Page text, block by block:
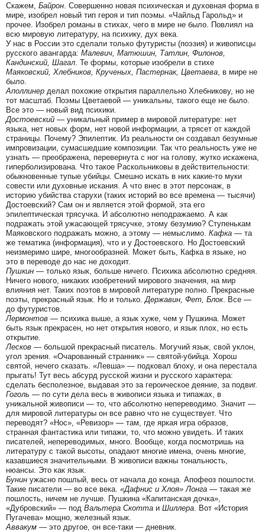
Скажем, Байрон . Совершенно новая психическая и духовная форма в
мире, изобрел новый тип героя и тип поэмы. «Чайльд Гарольд» и
прочее. Изобрел романы в стихах, чего в мире не было. Повлиял на
всю мировую литературу, на психику, дух века.
У нас в России это сделали только футуристы (поэзия) и живописцы
русского авангарда: Малевич, Матюшин, Татлин, Филонов,
Кандинский, Шагал . Те формы, которые изобрели в стихе
Маяковский, Хлебников, Крученых, Пастернак, Цветаева , в мире не
было.
Аполлинер делал похожие открытия параллельно Хлебникову, но не
тот масштаб. Поэмы Цветаевой — уникальны, такого еще не было.
Все это — новый вид психики.
Достоевский — уникальный пример в мировой литературе: нет
языка, нет новых форм, нет новой информации, а трясет от каждой
страницы. Почему? Эпилептик. Из реальности он создавал безумные
импровизации, сумасшедшие композиции. Так что реальность уже не
узнать — преображена, перевернута с ног на голову, жутко искажена,
гиперболизирована. Что такое Раскольниковы в действительности:
обыкновенные тупые убийцы. Смешно искать в них какие-то муки
совести или духовные искания. А что внес в этот персонаж, в
историю убийства старухи (таких историй во все времена — тысячи)
Достоевский? Сам он и является этой формой, эта его
эпилептическая трясучка. И абсолютно неподражаемо. А как
подражать этой ужасающей трясучке, этому безумию? Ступенькам
Маяковского подражать можно, а этому — немыслимо. Кафка — та
же тематика (информация), что и у Достоевского. Но Достоевский
неизмеримо шире, многообразней. Может быть, Кафка в языке, но
это в переводе до нас не доходит.
Пушкин — только язык, больше ничего. Психика абсолютно средняя.
Ничего нового, никаких изобретений мирового значения, на мир
влияния нет. Таких поэтов в мировой литературе полно. Прекрасные
поэты, прекрасный язык. Но и только. Державин, Фет, Блок. Все —
до футуристов.
Лермонтов — психика выше, а язык хуже, чем у Пушкина. Может
быть язык прекрасен, но нет открытия нового, и язык плох, но есть
открытие.
Лесков — большой прекрасный писатель. Могучий язык, свой уклон,
угол зрения. «Очарованный странник» — святой-убийца. Хорош
святой, нечего сказать. «Левша» — подковал блоху, и она перестала
прыгать! Тут весь абсурд русской жизни и русского характера:
сделать бесполезное, выдавая это за героическое деяние, за подвиг.
Гоголь — по сути дела весь в живописи языка и типажах, в
уникальной живописи — то, что абсолютно непереводимо. Значит —
для мировой литературы он все равно что не существует. Что
переводят? «Нос», «Ревизор» — там, где яркая игра образов,
странная фантастика или типажи, то, что можно увидеть. И таких
писателей, непереводимых, много. Вообще, когда посмотришь на
литературу с такой высоты, опадают многие имена, очень многие,
казавшиеся значительными. В живописи важны тональность,
нюансы. Это как язык.
Бунин ужасно пошлый, весь от начала до конца. Апофеоз пошлости.
Такие писатели — во все века. «Дафнис и Хлоя» Лонга — такая же
пошлость, ничем не лучше. Пушкина «Капитанская дочка»,
«Дубровский» — под Вальтера Скотта и Шиллера . Вот «История
Пугачева» мощно, железный язык.
Аввакум — это другое, он все-таки — дневник.